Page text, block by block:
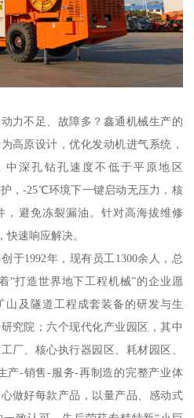
力不足、故障多？鑫通机械生产的
高原设计，优化发动机进气系统，
深孔钻孔速度不低于平原地区
，-25℃环境下一键启动无压力，核
，避免冻裂漏油。针对高海拔维修
速响应解决。
于1992年，现有员工1300余人，总
“打造世界地下工程机械”的企业愿
山及隧道工程成套装备的研发与生
究院；六个现代化产业园区，其中
厂、核心执行器园区、耗材园区、
产-销售-服务-再制造的完整产业体
做好每款产品，以量产品、感动式